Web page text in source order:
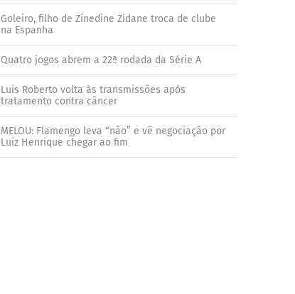
Goleiro, filho de Zinedine Zidane troca de clube
na Espanha
Quatro jogos abrem a 22ª rodada da Série A
Luis Roberto volta às transmissões após
tratamento contra câncer
MELOU: Flamengo leva “não” e vê negociação por
Luiz Henrique chegar ao fim